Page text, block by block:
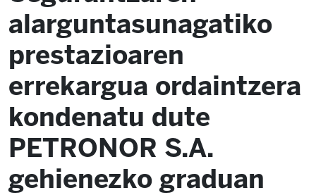
alarguntasunagatiko
prestazioaren
errekargua ordaintzera
kondenatu dute
PETRONOR S.A.
gehienezko graduan